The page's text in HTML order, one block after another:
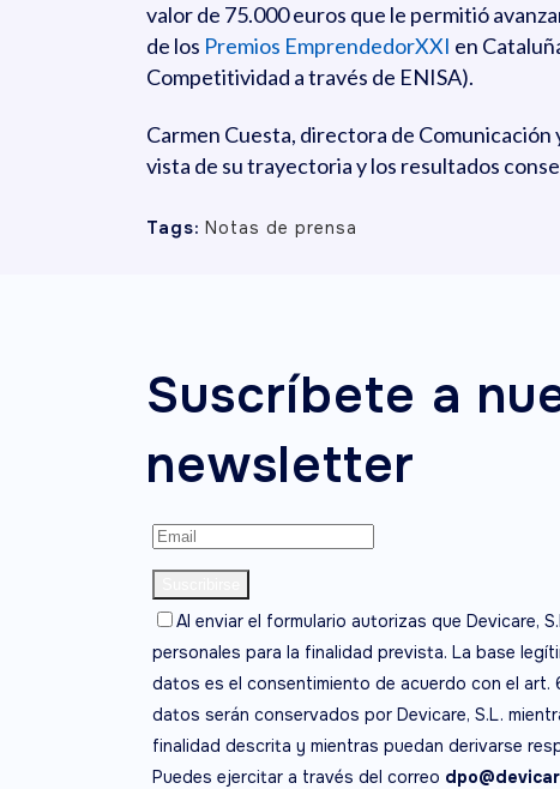
valor de 75.000 euros que le permitió
de los Premios EmprendedorXXI en
Competitividad a través de ENISA).
Carmen Cuesta, directora de Comunicación
vista de su trayectoria y los resultados
Tags: Notas de prensa
Suscríbete a
newsletter
Al enviar el formulario autorizas que Devicare,
personales para la finalidad prevista. La base
datos es el consentimiento de acuerdo con el art.
datos serán conservados por Devicare, S.L.
finalidad descrita y mientras puedan derivarse
Puedes ejercitar a través del correo